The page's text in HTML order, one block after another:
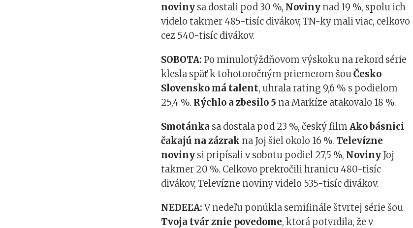
noviny sa dostali pod 30 %, Noviny nad 19 %, spolu ich
videlo takmer 485-tisíc divákov, TN-ky mali viac, celkovo
cez 540-tisíc divákov.
SOBOTA: Po minulotýždňovom výskoku na rekord série
klesla späť k tohotoročným priemerom šouČesko
Slovensko má talent, uhrala rating 9,6 % s podielom
25,4 %. Rýchlo a zbesilo 5 na Markíze atakovalo 18 %.
Smotánka sa dostala pod 23 %, český filmAko básnici
čakajú na zázrak na Joj šiel okolo 16 %. Televízne
noviny si pripísali v sobotu podiel 27,5 %, Noviny Joj
takmer 20 %. Celkovo prekročili hranicu 480-tisíc
divákov, Televízne noviny videlo 535-tisíc divákov.
NEDEĽA:V nedeľu ponúkla semifinále štvrtej série šou
Tvoja tvár znie povedome, ktorá potvrdila, že v